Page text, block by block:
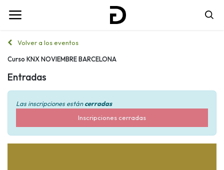
Volver a los eventos
Curso KNX NOVIEMBRE BARCELONA
Entradas
Las inscripciones estáncerradas
Inscripciones cerradas